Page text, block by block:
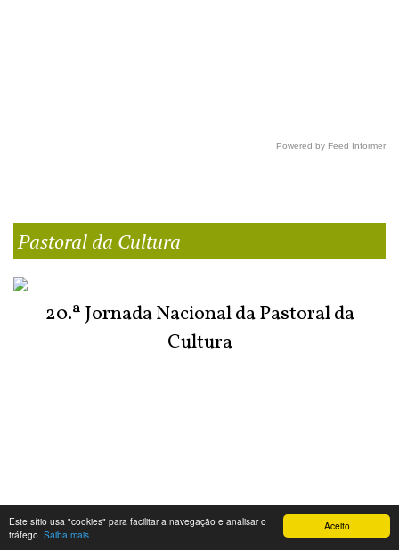
Aceito
Este sítio usa "cookies" para facilitar a navegação e analisar o
tráfego. Saiba mais
Powered by Feed Informer
Pastoral da Cultura
20.ª Jornada Nacional da Pastoral da
Cultura